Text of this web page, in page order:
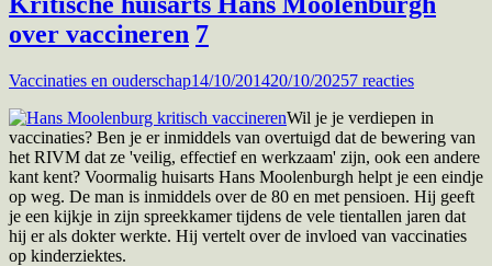
over vaccineren 7
Auteur
Vaccinaties en ouderschapGepubliceerd
14/10/201420/10/20257 reactiesop
huisarts
Hans
over
vaccineren
Wil je je verdiepen in
vaccinaties? Ben je er inmiddels van overtuigd dat de bewering van
het RIVM dat ze 'veilig, effectief en werkzaam' zijn, ook een andere
kant kent? Voormalig huisarts Hans Moolenburgh helpt je een eindje
op weg. De man is inmiddels over de 80 en met pensioen. Hij geeft
je een kijkje in zijn spreekkamer tijdens de vele tientallen jaren dat
hij er als dokter werkte. Hij vertelt over de invloed van vaccinaties
op kinderziektes.